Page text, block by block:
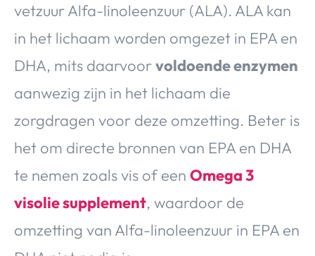
vetzuur Alfa-linoleenzuur (ALA). ALA kan
in het lichaam worden omgezet in EPA en
DHA, mits daarvoorvoldoende enzymen
aanwezig zijn in het lichaam die
zorgdragen voor deze omzetting. Beter is
het om directe bronnen van EPA en DHA
te nemen zoals vis of een Omega 3
visolie supplement, waardoor de
omzetting van Alfa-linoleenzuur in EPA en